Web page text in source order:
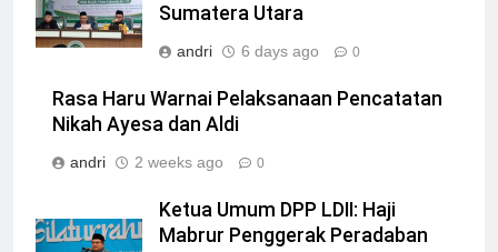
Sumatera Utara
andri 6 days ago 0
Rasa Haru Warnai Pelaksanaan Pencatatan
Nikah Ayesa dan Aldi
andri 2 weeks ago 0
Ketua Umum DPP LDII: Haji
Mabrur Penggerak Peradaban